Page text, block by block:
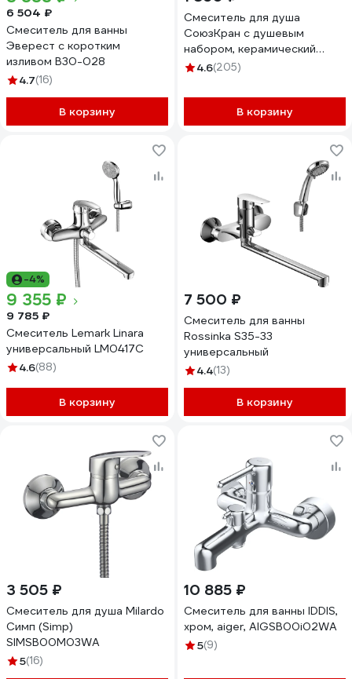
6 504 ₽
Смеситель для ванны
Эверест с коротким
изливом B30-028
4.7(16)
В корзину
Смеситель для душа
СоюзКран с душевым
набором, керамический
картридж 40 мм, хром, цинк
4.6(205)
В корзину
-4%
9 355 ₽
9 785 ₽
Смеситель Lemark Linara
универсальный LM0417C
4.6(88)
В корзину
7 500 ₽
Смеситель для ванны
Rossinka S35-33
универсальный
4.4(13)
В корзину
3 505 ₽
Смеситель для душа Milardo
Симп (Simp)
SIMSB00M03WA
5(16)
10 885 ₽
Смеситель для ванны IDDIS,
хром, aiger, AIGSB00i02WA
5(9)